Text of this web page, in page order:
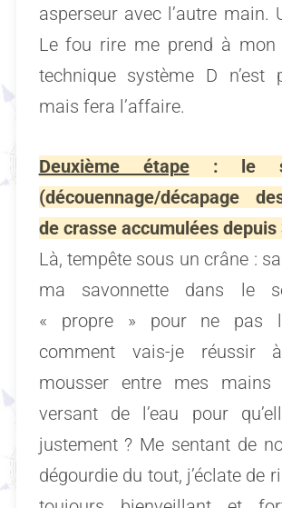
asperseur avec l’autre main.
Le fou rire me prend à mon
technique système D n’est
mais fera l’affaire.
Deuxième étape: le
(découennage/décapage
de crasse accumulées depuis
Là, tempête sous un crâne :
ma savonnette dans le
« propre » pour ne pas
comment vais-je réussir
mousser entre mes
versant de l’eau pour
justement ? Me sentant de
dégourdie du tout, j’éclate de